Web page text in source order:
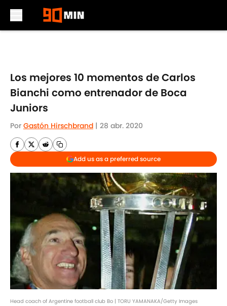
Los mejores 10 momentos de Carlos
Bianchi como entrenador de Boca
Juniors
Por Gastón Hirschbrand | 28 abr. 2020
Add us as a preferred source
Head coach of Argentine football club Bo | TORU YAMANAKA/Getty Images